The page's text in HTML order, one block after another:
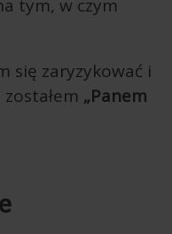
tym, w czym
się zaryzykować i
„Panem